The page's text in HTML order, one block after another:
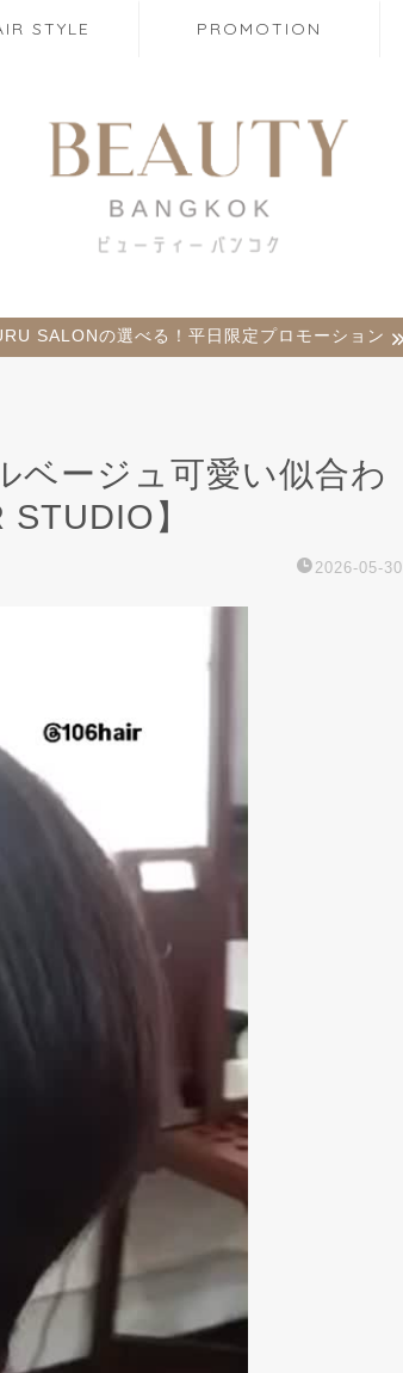
STYLE PROMOTION
SALONの選べる！平日限定プロモーション
ベージュ可愛い似合わ
】
2026-05-30